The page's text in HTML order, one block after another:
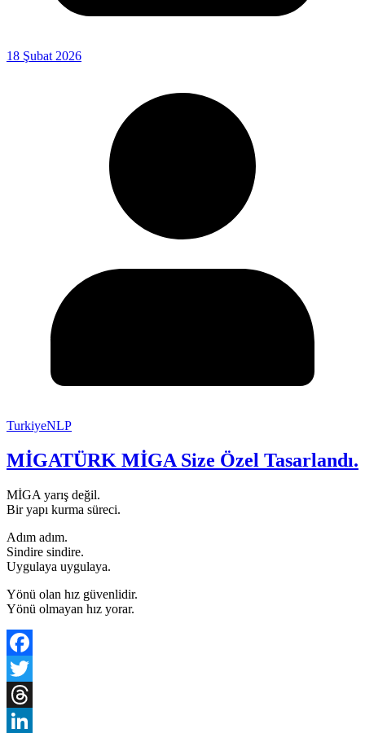
18 Şubat 2026
TurkiyeNLP
MİGATÜRK MİGA Size Özel Tasarlandı.
MİGA yarış değil.
Bir yapı kurma süreci.
Adım adım.
Sindire sindire.
Uygulaya uygulaya.
Yönü olan hız güvenlidir.
Yönü olmayan hız yorar.
Facebook
Twitter
Threads